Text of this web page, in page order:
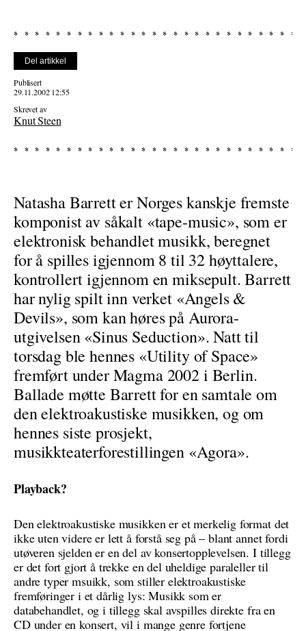
Del artikkel
Publisert
29.11.2002 12:55
Skrevet av
Knut Steen
Natasha Barrett er Norges kanskje fremste
komponist av såkalt «tape-music», som er
elektronisk behandlet musikk, beregnet
for å spilles igjennom 8 til 32 høyttalere,
kontrollert igjennom en miksepult. Barrett
har nylig spilt inn verket «Angels &
Devils», som kan høres på Aurora-
utgivelsen «Sinus Seduction». Natt til
torsdag ble hennes «Utility of Space»
fremført under Magma 2002 i Berlin.
Ballade møtte Barrett for en samtale om
den elektroakustiske musikken, og om
hennes siste prosjekt,
musikkteaterforestillingen «Agora».
Playback?
Den elektroakustiske musikken er et merkelig format det
ikke uten videre er lett å forstå seg på – blant annet fordi
utøveren sjelden er en del av konsertopplevelsen. I tillegg
er det fort gjort å trekke en del uheldige paraleller til
andre typer msuikk, som stiller elektroakustiske
fremføringer i et dårlig lys: Musikk som er
databehandlet, og i tillegg skal avspilles direkte fra en
CD under en konsert, vil i mange genre fortjene